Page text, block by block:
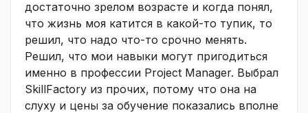
достаточно зрелом возрасте и когда понял,
что жизнь моя катится в какой-то тупик, то
решил, что надо что-то срочно менять.
Решил, что мои навыки могут пригодиться
именно в профессии Project Manager. Выбрал
SkillFactory из прочих, потому что она на
слуху и цены за обучение показались вполне